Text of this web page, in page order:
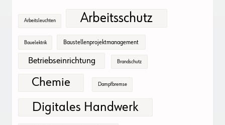
Arbeitsleuchten Arbeitsschutz
Bauelektrik Baustellenprojektmanagement
Betriebseinrichtung Brandschutz
Chemie Dampfbremse
Digitales Handwerk